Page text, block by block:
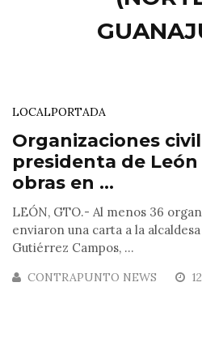
LOCALPORTADA
Organizaciones
presidenta de
obras en ...
LEÓN, GTO.- Al menos 36
enviaron una carta a la
Gutiérrez Campos, ...
CONTRAPUNTO NEWS